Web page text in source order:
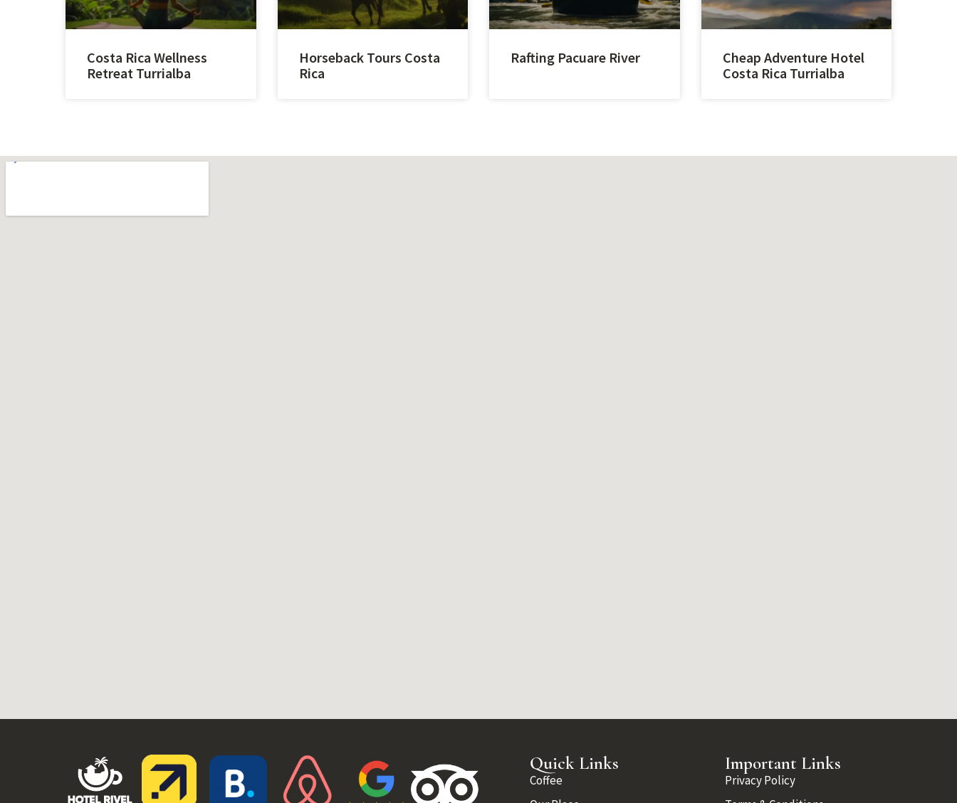
Costa Rica Wellness
Retreat Turrialba
Horseback Tours Costa
Rica
Rafting Pacuare River
Cheap Adventure Hotel
Costa Rica Turrialba
Quick Links
Coffee
Important Links
Privacy Policy